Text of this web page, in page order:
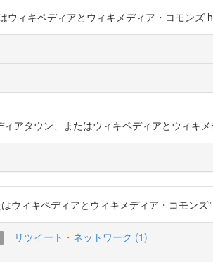
ィキペディアとウィキメディア・コモンズ
アタウン、またはウィキペディアとウィキ
ウィキペディアとウィキメディア・コモンズ
リツイート・ネットワーク (1)